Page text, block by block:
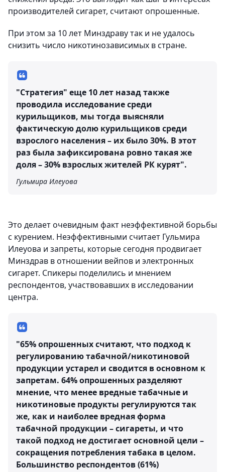
производителей сигарет, считают опрошенные.
При этом за 10 лет Минздраву так и не удалось
снизить число никотинозависимых в стране.
"Стратегия" еще 10 лет назад также
проводила исследование среди
курильщиков, мы тогда выясняли
фактическую долю курильщиков среди
взрослого населения – их было 30%. В этот
раз была зафиксирована ровно такая же
доля – 30% взрослых жителей РК курят".
Гульмира Илеуова
Это делает очевидным факт неэффективной борьбы
с курением. Неэффективными считает Гульмира
Илеуова и запреты, которые сегодня продвигает
Минздрав в отношении вейпов и электронных
сигарет. Спикеры поделились и мнением
респондентов, участвовавших в исследовании
центра.
"65% опрошенных считают, что подход к
регулированию табачной/никотиновой
продукции устарел и сводится в основном к
запретам. 64% опрошенных разделяют
мнение, что менее вредные табачные и
никотиновые продукты регулируются так
же, как и наиболее вредная форма
табачной продукции – сигареты, и что
такой подход не достигает основной цели –
сокращения потребления табака в целом.
Большинство респондентов (61%)